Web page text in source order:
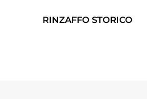
RINZAFFO STORICO